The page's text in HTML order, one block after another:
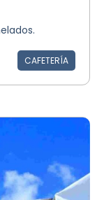
CAFETERÍA